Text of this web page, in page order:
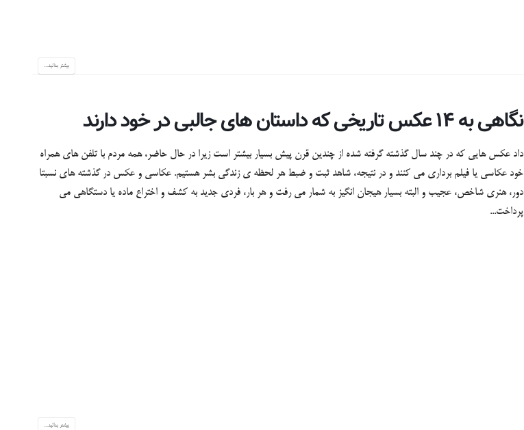
بیشتر بدانید...
نگاهی به ۱۴ عکس تاریخی که داستان های جالبی در خود دارند
داد عکس هایی که در چند سال گذشته گرفته شده از چندین قرن پیش بسیار بیشتر است زیرا در حال حاضر، همه مردم با تلفن های همراه
خود عکاسی یا فیلم برداری می کنند و در نتیجه، شاهد ثبت و ضبط هر لحظه ی زندگی بشر هستیم. عکاسی و عکس در گذشته های نسبتا
دور، هنری شاخص، عجیب و البته بسیار هیجان انگیز به شمار می رفت و هر بار، فردی جدید به کشف و اختراع ماده یا دستگاهی می
پرداخت...
بیشتر بدانید...